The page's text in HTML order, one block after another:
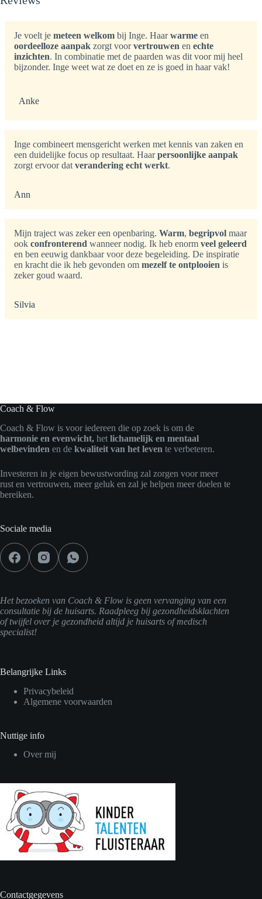
Je voelt je meteen welkom bij Inge. Haarwarme en
oordeelloze aanpak zorgt voorvertrouwen en echte
inzichten. In combinatie met de paarden was dit voor mij heel
bijzonder. Inge weet wat ze doet en ze is goed in haar vak!
Anke
Inge combineert mensgericht werken met kennis van zaken en
een duidelijke focus op resultaat. Haarpersoonlijke aanpak
zorgt ervoor dat verandering echt werkt.
Ann
Mijn traject was zeker een openbaring. Warm, begripvol maar
ook confronterend wanneer nodig. Ik heb enorm veel geleerd
en ben eeuwig dankbaar voor deze begeleiding. De inspiratie
en kracht die ik heb gevonden om mezelf te ontplooien is
zeker goud waard.
Silvia
Coach & Flow
Coach & Flow is voor iedereen die op zoek is om de
harmonie en evenwicht, het lichamelijk en mentaal
welbevinden en de kwaliteit van het leven te verbeteren.
Investeren in je eigen bewustwording zal zorgen voor meer
rust en vertrouwen, meer geluk en zal je helpen meer doelen te
bereiken.
Sociale media
Het bezoeken van Coach & Flow is geen vervanging van een
consultatie bij de huisarts. Raadpleeg bij gezondheidsklachten
of twijfel over je gezondheid altijd je huisarts of medisch
specialist!
Belangrijke Links
Privacybeleid
Algemene voorwaarden
Nuttige info
Over mij
Contactgegevens